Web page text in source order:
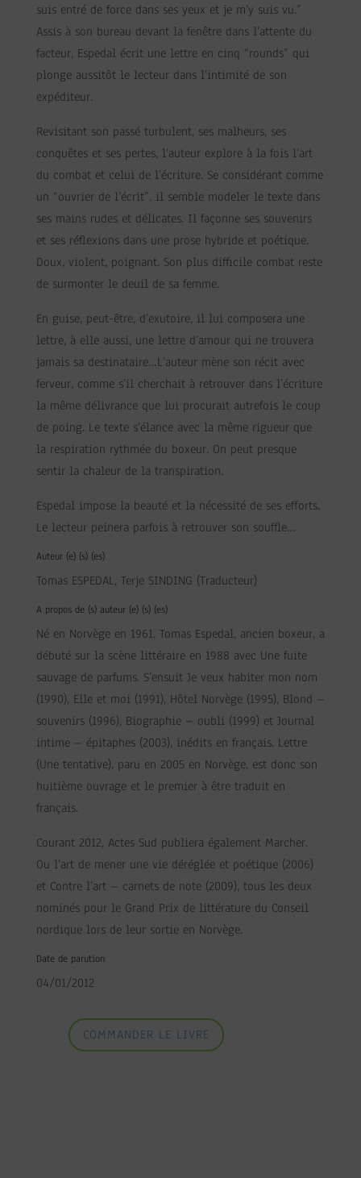
suis entré de force dans ses yeux et je m’y suis vu.”
Assis à son bureau devant la fenêtre dans l’attente du
facteur, Espedal écrit une lettre en cinq “rounds” qui
plonge aussitôt le lecteur dans l’intimité de son
expéditeur.
Revisitant son passé turbulent, ses malheurs, ses
conquêtes et ses pertes, l’auteur explore à la fois l’art
du combat et celui de l’écriture. Se considérant comme
un “ouvrier de l’écrit”, il semble modeler le texte dans
ses mains rudes et délicates. Il façonne ses souvenirs
et ses réflexions dans une prose hybride et poétique.
Doux, violent, poignant. Son plus difficile combat reste
de surmonter le deuil de sa femme.
En guise, peut-être, d’exutoire, il lui composera une
lettre, à elle aussi, une lettre d’amour qui ne trouvera
jamais sa destinataire…L’auteur mène son récit avec
ferveur, comme s’il cherchait à retrouver dans l’écriture
la même délivrance que lui procurait autrefois le coup
de poing. Le texte s’élance avec la même rigueur que
la respiration rythmée du boxeur. On peut presque
sentir la chaleur de la transpiration.
Espedal impose la beauté et la nécessité de ses efforts.
Le lecteur peinera parfois à retrouver son souffle…
Auteur (e) (s) (es)
Tomas ESPEDAL, Terje SINDING (Traducteur)
A propos de (s) auteur (e) (s) (es)
Né en Norvège en 1961, Tomas Espedal, ancien boxeur, a
débuté sur la scène littéraire en 1988 avec Une fuite
sauvage de parfums. S’ensuit Je veux habiter mon nom
(1990), Elle et moi (1991), Hôtel Norvège (1995), Blond –
souvenirs (1996), Biographie – oubli (1999) et Journal
intime – épitaphes (2003), inédits en français. Lettre
(Une tentative), paru en 2005 en Norvège, est donc son
huitième ouvrage et le premier à être traduit en
français.
Courant 2012, Actes Sud publiera également Marcher.
Ou l’art de mener une vie déréglée et poétique (2006)
et Contre l’art – carnets de note (2009), tous les deux
nominés pour le Grand Prix de littérature du Conseil
nordique lors de leur sortie en Norvège.
Date de parution
04/01/2012
COMMANDER LE LIVRE